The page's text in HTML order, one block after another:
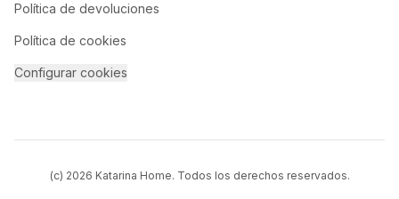
Política de devoluciones
Política de cookies
Configurar cookies
(c) 2026 Katarina Home. Todos los derechos reservados.